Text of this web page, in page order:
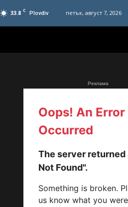
33.8 C Plovdiv петък, август 7, 2026
Реклама